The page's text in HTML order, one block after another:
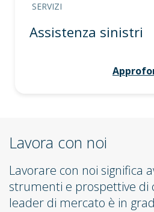
SERVIZI
Assistenza sinistri
Lavora con noi
Lavorare con noi significa
strumenti e prospettive di
leader di mercato è in